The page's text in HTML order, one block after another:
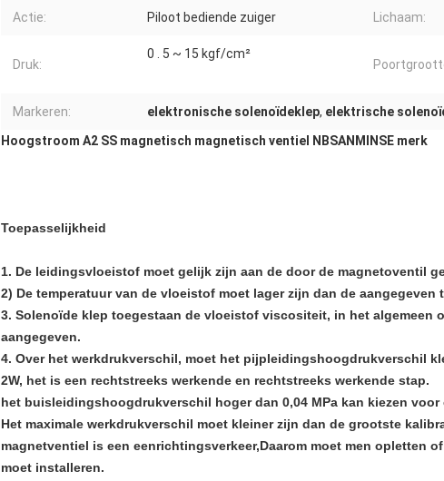
Actie: Piloot bediende zuiger Lichaam:
Druk:
0 . 5 ~ 15 kgf/cm²
Markeren: elektronische solenoïdeklep, elektrische
Hoogstroom A2 SS magnetisch magnetisch ventiel NBSANMINSE merk
Toepasselijkheid
1. De leidingsvloeistof moet gelijk zijn aan de door de magnetoventil
2) De temperatuur van de vloeistof moet lager zijn dan de aangegeven
3. Solenoïde klep toegestaan de vloeistof viscositeit, in het algemeen
aangegeven.
4. Over het werkdrukverschil, moet het pijpleidingshoogdrukverschil
2W, het is een rechtstreeks werkende en rechtstreeks werkende stap.
het buisleidingshoogdrukverschil hoger dan 0,04 MPa kan kiezen
Het maximale werkdrukverschil moet kleiner zijn dan de grootste
magnetventiel is een eenrichtingsverkeer,Daarom moet men opletten
moet installeren.